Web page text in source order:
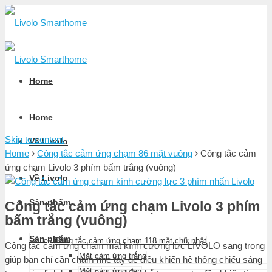
Home
Về Livolo
Sản phẩm
Công tắc cảm ứng chạm 118 mặt chữ nhật
Mặt cảm ứng trắng
Home
Về Livolo
Sản phẩm
Skip to content
Home
Công tắc cảm ứng chạm 86 mặt vuông
Công tắc cảm
ứng chạm Livolo 3 phím bấm trắng (vuông)
Công tắc cảm ứng chạm Livolo 3 phím
bấm trắng (vuông)
Công tắc cảm ứng chạm mặt kính cường lực LIVOLO sang trọng
giúp bạn chỉ cần chạm nhẹ tay để điều khiển hệ thống chiếu sáng